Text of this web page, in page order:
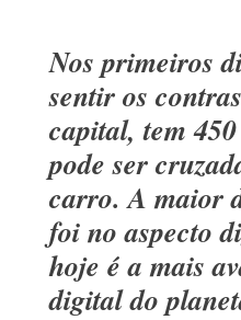
Nos primeiros
sentir os
capital, tem
pode ser
carro. A maior
foi no aspecto
hoje é a mais
digital do